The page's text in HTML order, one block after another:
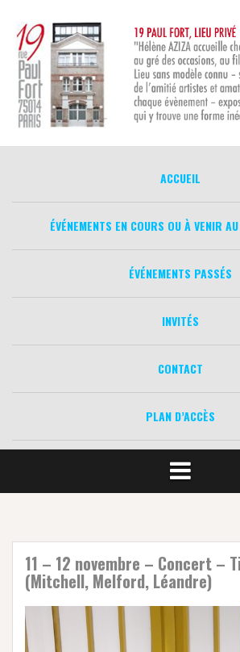
contenu
ACCUEIL
ÉVÉNEMENTS EN COURS OU À VENIR
ÉVÉNEMENTS PASSÉS
INVITÉS
CONTACT
PLAN D’ACCÈS
11 – 12 novembre – Concert –
(Mitchell, Melford, Léandre)